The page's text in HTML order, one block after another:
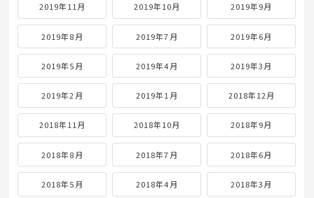
2019年11月 2019年10月 2019年9月
2019年8月 2019年7月 2019年6月
2019年5月 2019年4月 2019年3月
2019年2月 2019年1月 2018年12月
2018年11月 2018年10月 2018年9月
2018年8月 2018年7月 2018年6月
2018年5月 2018年4月 2018年3月